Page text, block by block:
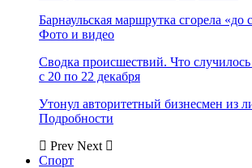
Барнаульская маршрутка сгорела «до
Фото и видео
Сводка происшествий. Что
с 20 по 22 декабря
Утонул авторитетный бизнесмен из
Подробности
Prev Next
Спорт